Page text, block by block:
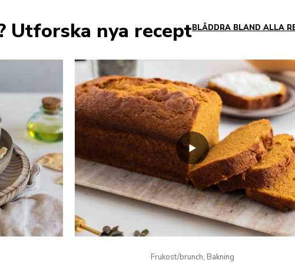
Utforska nya receptBLÄDDRA BLAND ALLA
Frukost/brunch, Bakning